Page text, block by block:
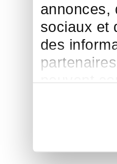
annonces,
sociaux et
des